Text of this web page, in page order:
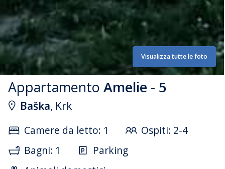
Visualizza tutte le foto
Appartamento Amelie - 5
Baška, Krk
Camere da letto: 1
Ospiti: 2-4
Bagni: 1
Parking